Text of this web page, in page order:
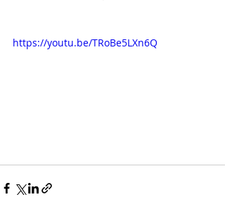
https://youtu.be/TRoBe5LXn6Q